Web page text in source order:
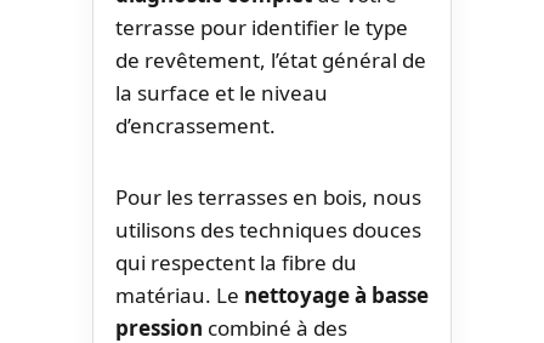
terrasse pour identifier le type
de revêtement, l’état général de
la surface et le niveau
d’encrassement.
Pour les terrasses en bois, nous
utilisons des techniques douces
qui respectent la fibre du
matériau. Le nettoyage à basse
pression combiné à des